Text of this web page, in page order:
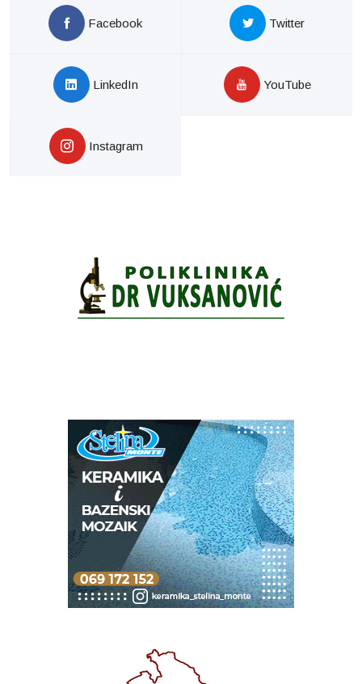
Facebook Twitter
LinkedIn YouTube
Instagram